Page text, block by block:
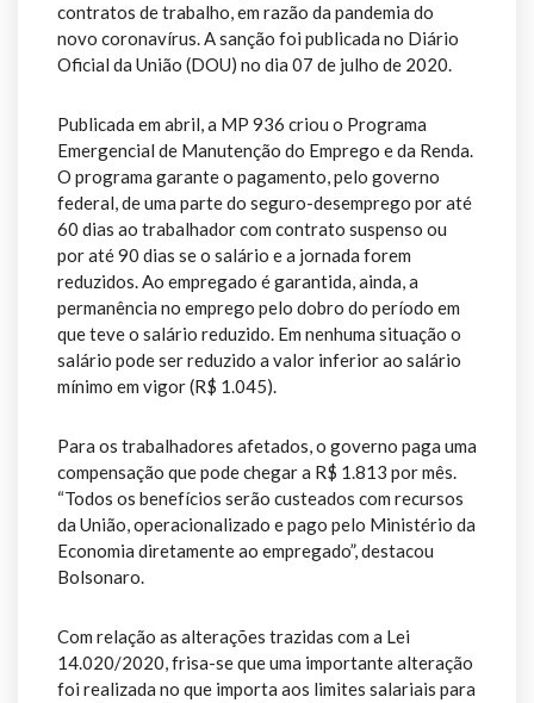
contratos de trabalho, em razão da pandemia do
novo coronavírus. A sanção foi publicada no Diário
Oficial da União (DOU) no dia 07 de julho de 2020.
Publicada em abril, a MP 936 criou o Programa
Emergencial de Manutenção do Emprego e da Renda.
O programa garante o pagamento, pelo governo
federal, de uma parte do seguro-desemprego por até
60 dias ao trabalhador com contrato suspenso ou
por até 90 dias se o salário e a jornada forem
reduzidos. Ao empregado é garantida, ainda, a
permanência no emprego pelo dobro do período em
que teve o salário reduzido. Em nenhuma situação o
salário pode ser reduzido a valor inferior ao salário
mínimo em vigor (R$ 1.045).
Para os trabalhadores afetados, o governo paga uma
compensação que pode chegar a R$ 1.813 por mês.
“Todos os benefícios serão custeados com recursos
da União, operacionalizado e pago pelo Ministério da
Economia diretamente ao empregado”, destacou
Bolsonaro.
Com relação as alterações trazidas com a Lei
14.020/2020, frisa-se que uma importante alteração
foi realizada no que importa aos limites salariais para